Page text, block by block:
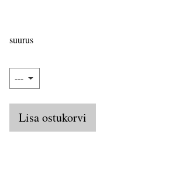
suurus
Lisa ostukorvi